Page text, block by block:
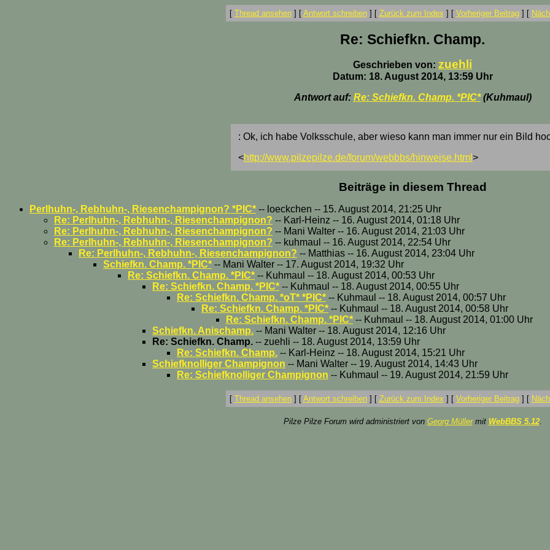
[ Thread ansehen] [ Antwort schreiben] [ Zurück zum Index ] [ Vorheriger Beitrag] [
Re: Schiefkn. Champ.
Geschrieben von: zuehli
Datum: 18. August 2014, 13:59 Uhr
Antwort auf: Re: Schiefkn. Champ. *PIC*(Kuhmaul)
: Ok, ich habe Volksschule, aber wieso kann man immer nur ein Bild
<http://www.pilzepilze.de/forum/webbbs/hinweise.html >
Beiträge in diesem Thread
Perlhuhn-, Rebhuhn-, Riesenchampignon? *PIC* -- loeckchen -- 15. August 2014, 21:25 Uhr
Re: Perlhuhn-, Rebhuhn-, Riesenchampignon? -- Karl-Heinz -- 16. August 2014, 01:18 Uhr
Re: Perlhuhn-, Rebhuhn-, Riesenchampignon? -- Mani Walter -- 16. August 2014, 21:03 Uhr
Re: Perlhuhn-, Rebhuhn-, Riesenchampignon? -- kuhmaul -- 16. August 2014, 22:54 Uhr
Re: Perlhuhn-, Rebhuhn-, Riesenchampignon? -- Matthias -- 16. August 2014, 23:04 Uhr
Schiefkn. Champ. *PIC* -- Mani Walter -- 17. August 2014, 19:32 Uhr
Re: Schiefkn. Champ. *PIC* -- Kuhmaul -- 18. August 2014, 00:53 Uhr
Re: Schiefkn. Champ. *PIC* -- Kuhmaul -- 18. August 2014, 00:55 Uhr
Re: Schiefkn. Champ. *oT* *PIC* -- Kuhmaul -- 18. August 2014, 00:57 Uhr
Re: Schiefkn. Champ. *PIC* -- Kuhmaul -- 18. August 2014, 00:58 Uhr
Re: Schiefkn. Champ. *PIC* -- Kuhmaul -- 18. August 2014, 01:00 Uhr
Schiefkn. Anischamp. -- Mani Walter -- 18. August 2014, 12:16 Uhr
Re: Schiefkn. Champ. -- zuehli -- 18. August 2014, 13:59 Uhr
Re: Schiefkn. Champ. -- Karl-Heinz -- 18. August 2014, 15:21 Uhr
Schiefknolliger Champignon -- Mani Walter -- 19. August 2014, 14:43 Uhr
Re: Schiefknolliger Champignon -- Kuhmaul -- 19. August 2014, 21:59 Uhr
[ Thread ansehen] [ Antwort schreiben] [ Zurück zum Index ] [ Vorheriger Beitrag] [
Pilze Pilze Forum wird administriert von Georg Müllermit WebBBS 5.12.